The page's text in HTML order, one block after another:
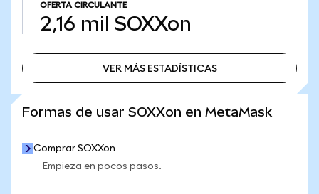
OFERTA CIRCULANTE
2,16 mil SOXXon
VER MÁS ESTADÍSTICAS
Formas de usar SOXXon en MetaMask
Comprar SOXXon
Empieza en pocos pasos.